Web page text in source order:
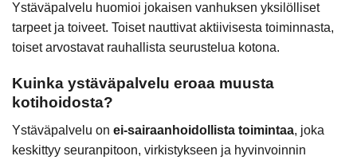
Ystäväpalvelu huomioi jokaisen vanhuksen yksilölliset
tarpeet ja toiveet. Toiset nauttivat aktiivisesta toiminnasta,
toiset arvostavat rauhallista seurustelua kotona.
Kuinka ystäväpalvelu eroaa muusta
kotihoidosta?
Ystäväpalvelu on ei-sairaanhoidollista toimintaa, joka
keskittyy seuranpitoon, virkistykseen ja hyvinvoinnin